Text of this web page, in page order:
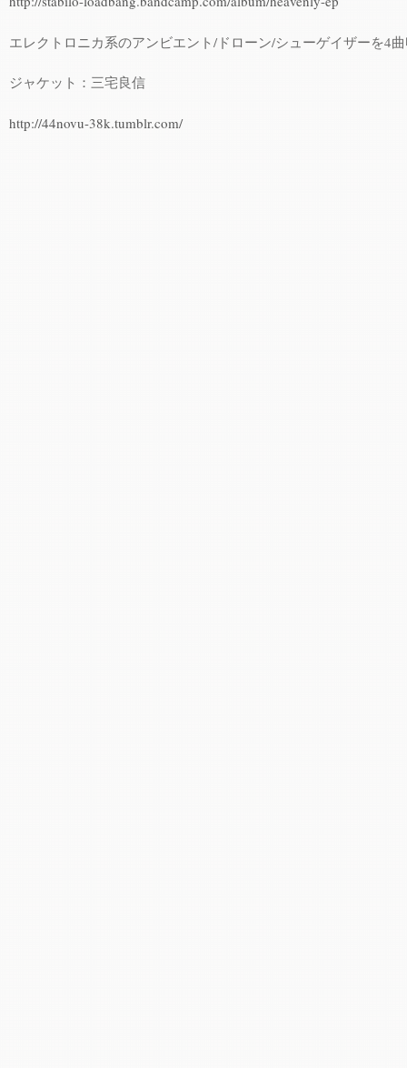
エレクトロニカ系のアンビエント/ドローン/シューゲイザーを4
ジャケット：三宅良信
http://44novu-38k.tumblr.com/